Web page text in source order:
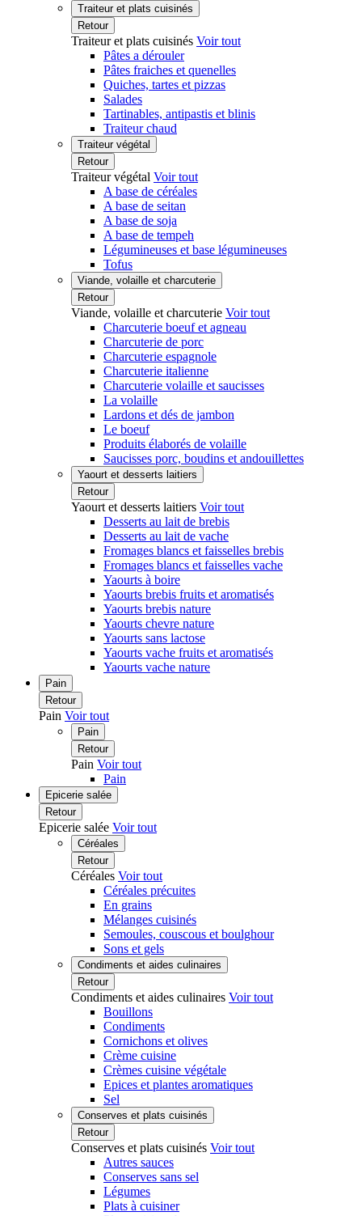
Traiteur et plats cuisinés
Retour
Traiteur et plats cuisinés Voir tout
Pâtes a dérouler
Pâtes fraiches et quenelles
Quiches, tartes et pizzas
Salades
Tartinables, antipastis et blinis
Traiteur chaud
Traiteur végétal
Retour
Traiteur végétal Voir tout
A base de céréales
A base de seitan
A base de soja
A base de tempeh
Légumineuses et base légumineuses
Tofus
Viande, volaille et charcuterie
Retour
Viande, volaille et charcuterie Voir tout
Charcuterie boeuf et agneau
Charcuterie de porc
Charcuterie espagnole
Charcuterie italienne
Charcuterie volaille et saucisses
La volaille
Lardons et dés de jambon
Le boeuf
Produits élaborés de volaille
Saucisses porc, boudins et andouillettes
Yaourt et desserts laitiers
Retour
Yaourt et desserts laitiers Voir tout
Desserts au lait de brebis
Desserts au lait de vache
Fromages blancs et faisselles brebis
Fromages blancs et faisselles vache
Yaourts à boire
Yaourts brebis fruits et aromatisés
Yaourts brebis nature
Yaourts chevre nature
Yaourts sans lactose
Yaourts vache fruits et aromatisés
Yaourts vache nature
Pain
Retour
Pain Voir tout
Pain
Retour
Pain Voir tout
Pain
Epicerie salée
Retour
Epicerie salée Voir tout
Céréales
Retour
Céréales Voir tout
Céréales précuites
En grains
Mélanges cuisinés
Semoules, couscous et boulghour
Sons et gels
Condiments et aides culinaires
Retour
Condiments et aides culinaires Voir tout
Bouillons
Condiments
Cornichons et olives
Crème cuisine
Crèmes cuisine végétale
Epices et plantes aromatiques
Sel
Conserves et plats cuisinés
Retour
Conserves et plats cuisinés Voir tout
Autres sauces
Conserves sans sel
Légumes
Plats à cuisiner